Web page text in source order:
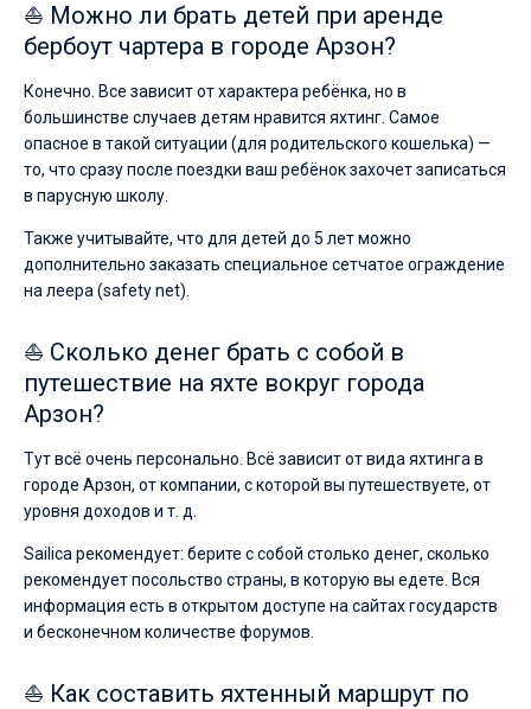
⛵ Можно ли брать детей при аренде
бербоут чартера в городе Арзон?
Конечно. Все зависит от характера ребёнка, но в
большинстве случаев детям нравится яхтинг. Самое
опасное в такой ситуации (для родительского кошелька) —
то, что сразу после поездки ваш ребёнок захочет записаться
в парусную школу.
Также учитывайте, что для детей до 5 лет можно
дополнительно заказать специальное сетчатое ограждение
на леера (safety net).
⛵ Сколько денег брать с собой в
путешествие на яхте вокруг города
Арзон?
Тут всё очень персонально. Всё зависит от вида яхтинга в
городе Арзон, от компании, с которой вы путешествуете, от
уровня доходов и т. д.
Sailica рекомендует: берите с собой столько денег, сколько
рекомендует посольство страны, в которую вы едете. Вся
информация есть в открытом доступе на сайтах государств
и бесконечном количестве форумов.
⛵ Как составить яхтенный маршрут по